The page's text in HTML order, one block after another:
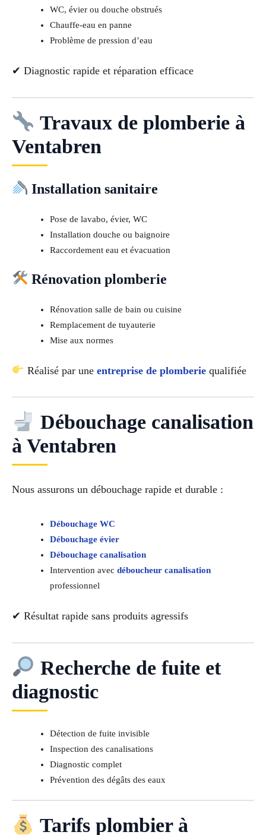
WC, évier ou douche obstrués
Chauffe-eau en panne
Problème de pression d’eau
✔ Diagnostic rapide et réparation efficace
Travaux de plomberie à
Ventabren
Installation sanitaire
Pose de lavabo, évier, WC
Installation douche ou baignoire
Raccordement eau et évacuation
Rénovation plomberie
Rénovation salle de bain ou cuisine
Remplacement de tuyauterie
Mise aux normes
Réalisé par une entreprise de plomberiequalifiée
Débouchage canalisation
à Ventabren
Nous assurons un débouchage rapide et durable :
Débouchage WC
Débouchage évier
Débouchage canalisation
Intervention avec déboucheur canalisation
professionnel
✔ Résultat rapide sans produits agressifs
Recherche de fuite et
diagnostic
Détection de fuite invisible
Inspection des canalisations
Diagnostic complet
Prévention des dégâts des eaux
Tarifs plombier à